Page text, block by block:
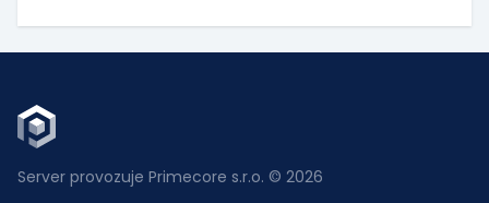
Server provozuje Primecore s.r.o. © 2026